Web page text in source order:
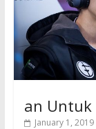
an Untuk
January 1, 2019